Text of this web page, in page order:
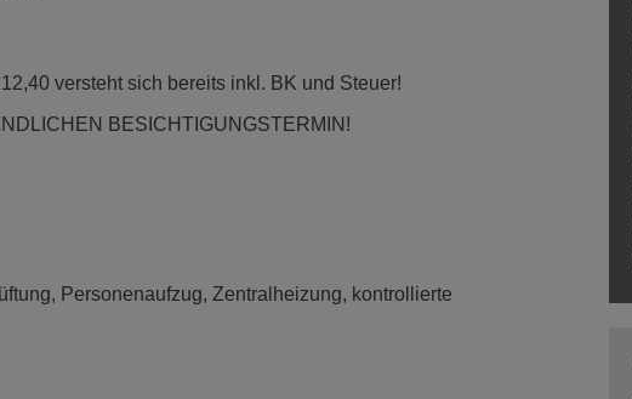
versteht sich bereits inkl. BK und Steuer!
BESICHTIGUNGSTERMIN!
Personenaufzug Zentralheizung
kontrollierte